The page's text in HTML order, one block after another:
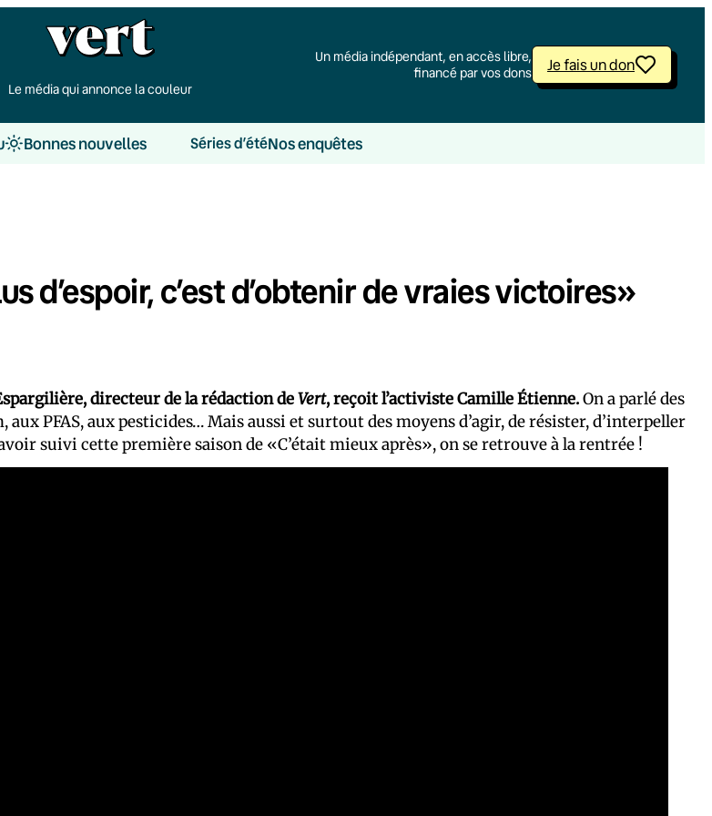
Le média qui annonce la couleur
Un média indépendant, en accès libre,
financé par vos dons
Je fais un don
Bonnes nouvelles Séries d’étéNos enquêtes
d’espoir, c’est d’obtenir de vraies victoires»
directeur de la rédaction deVert, reçoit l’activiste Camille Étienne.On a parlé des
PFAS, aux pesticides… Mais aussi et surtout des moyens d’agir, de résister, d’interpeller
suivi cette première saison de «C’était mieux après», on se retrouve à la rentrée !